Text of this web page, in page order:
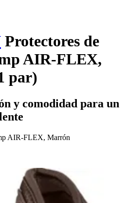
Protectores de
AIR-FLEX,
par)
y comodidad para un
AIR-FLEX, Marrón